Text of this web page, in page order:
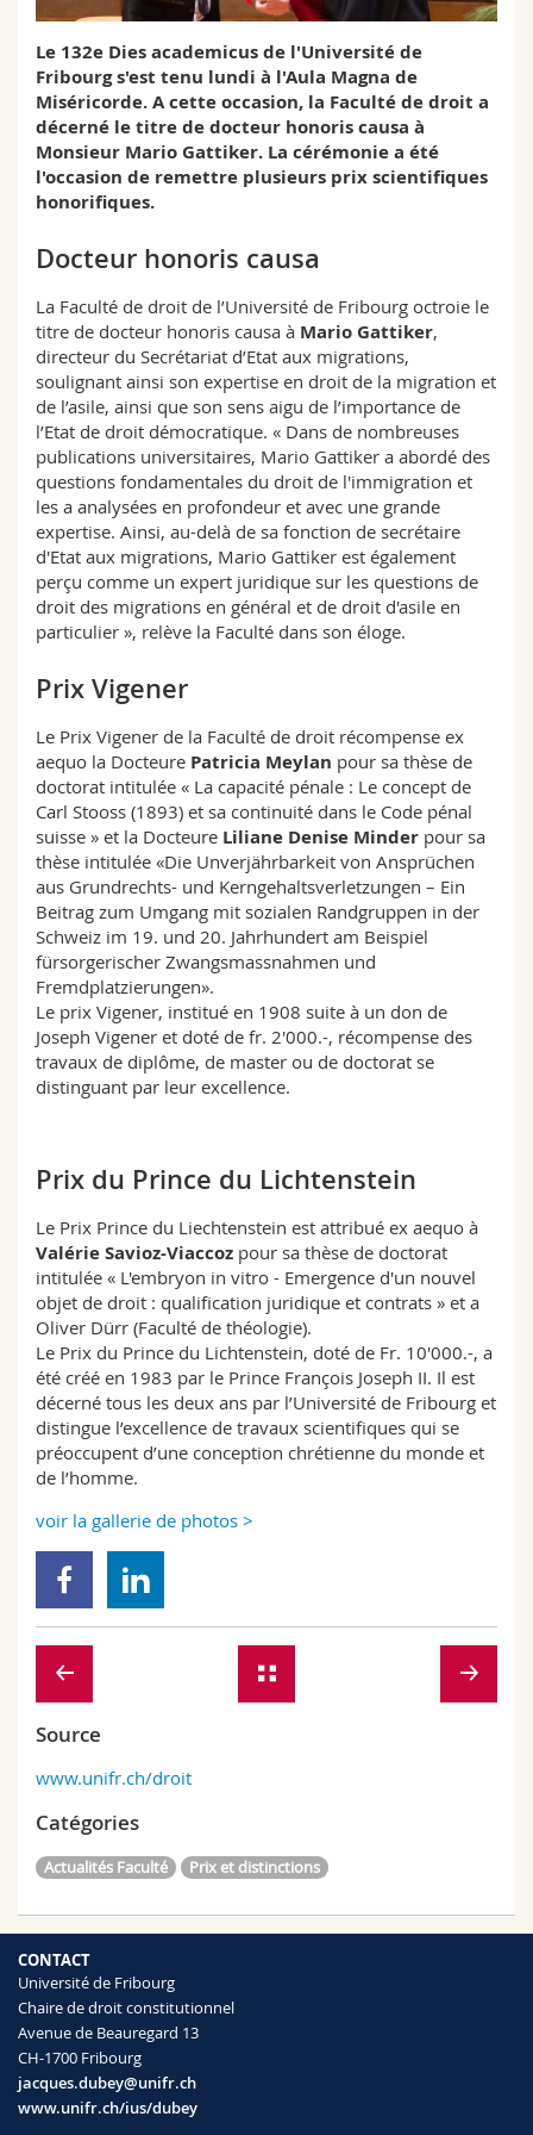
Sciences et médecine
Interfacultaire
Collaborateurs
Doctorants
Webmail
Programme des cours
MyUnifr
Le 132e Dies academicus de l'Université de
Fribourg s'est tenu lundi à l'Aula Magna de
Miséricorde. A cette occasion, la Faculté de droit a
décerné le titre de docteur honoris causa à
Monsieur Mario Gattiker. La cérémonie a été
l'occasion de remettre plusieurs prix scientifiques
honorifiques.
Docteur honoris causa
La Faculté de droit de l’Université de Fribourg octroie le
titre de docteur honoris causa à Mario Gattiker,
directeur du Secrétariat d’Etat aux migrations,
soulignant ainsi son expertise en droit de la migration et
de l’asile, ainsi que son sens aigu de l’importance de
l’Etat de droit démocratique. « Dans de nombreuses
publications universitaires, Mario Gattiker a abordé des
questions fondamentales du droit de l'immigration et
les a analysées en profondeur et avec une grande
expertise. Ainsi, au-delà de sa fonction de secrétaire
d'Etat aux migrations, Mario Gattiker est également
perçu comme un expert juridique sur les questions de
droit des migrations en général et de droit d'asile en
particulier », relève la Faculté dans son éloge.
Prix Vigener
Le Prix Vigener de la Faculté de droit récompense ex
aequo la Docteure Patricia Meylan pour sa thèse de
doctorat intitulée « La capacité pénale : Le concept de
Carl Stooss (1893) et sa continuité dans le Code pénal
suisse » et la Docteure Liliane Denise Minder pour sa
thèse intitulée «Die Unverjährbarkeit von Ansprüchen
aus Grundrechts- und Kerngehaltsverletzungen – Ein
Beitrag zum Umgang mit sozialen Randgruppen in der
Schweiz im 19. und 20. Jahrhundert am Beispiel
fürsorgerischer Zwangsmassnahmen und
Fremdplatzierungen».
Le prix Vigener, institué en 1908 suite à un don de
Joseph Vigener et doté de fr. 2'000.-, récompense des
travaux de diplôme, de master ou de doctorat se
distinguant par leur excellence.
Prix du Prince du Lichtenstein
Le Prix Prince du Liechtenstein est attribué ex aequo à
Valérie Savioz-Viaccoz pour sa thèse de doctorat
intitulée « L'embryon in vitro - Emergence d'un nouvel
objet de droit : qualification juridique et contrats » et a
Oliver Dürr (Faculté de théologie).
Le Prix du Prince du Lichtenstein, doté de Fr. 10'000.-, a
été créé en 1983 par le Prince François Joseph II. Il est
décerné tous les deux ans par l’Université de Fribourg et
distingue l’excellence de travaux scientifiques qui se
préoccupent d’une conception chrétienne du monde et
de l’homme.
voir la gallerie de photos >
Source
www.unifr.ch/droit
Catégories
Actualités Faculté Prix et distinctions
CONTACT
Université de Fribourg
Chaire de droit constitutionnel
Avenue de Beauregard 13
CH-1700 Fribourg
jacques.dubey@unifr.ch
www.unifr.ch/ius/dubey